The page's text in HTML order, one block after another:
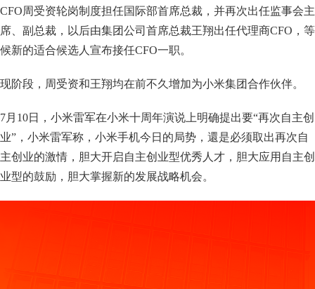
CFO周受资轮岗制度担任国际部首席总裁，并再次出任监事会主
席、副总裁，以后由集团公司首席总裁王翔出任代理商CFO，等
候新的适合候选人宣布接任CFO一职。
现阶段，周受资和王翔均在前不久增加为小米集团合作伙伴。
7月10日，小米雷军在小米十周年演说上明确提出要“再次自主创
业”，小米雷军称，小米手机今日的局势，還是必须取出再次自
主创业的激情，胆大开启自主创业型优秀人才，胆大应用自主创
业型的鼓励，胆大掌握新的发展战略机会。